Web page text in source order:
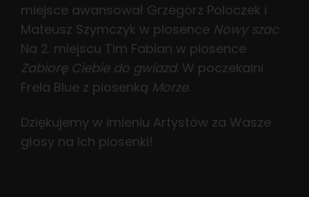
miejsce awansował Grzegorz Poloczek i
Mateusz Szymczyk w piosence Nowy szac.
Na 2. miejscu Tim Fabian w piosence
Zabiorę Ciebie do gwiazd. W poczekalni
Frela Blue z piosenką Morze.
Dziękujemy w imieniu Artystów za Wasze
głosy na Ich piosenki!